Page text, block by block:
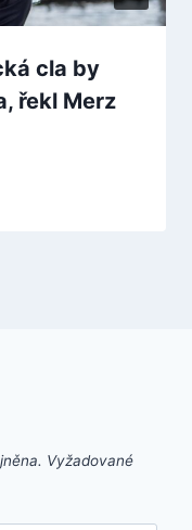
cla by
řekl Merz
Vyžadované